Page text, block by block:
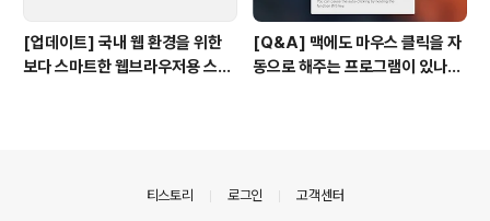
[업데이트] 국내 웹 환경을 위한
보다 스마트한 웹브라우저용 스타
[Q&A] 맥에도 마우스 클릭을 자
동으로 해주는 프로그램이 있나
티스토리 로그인 고객센터